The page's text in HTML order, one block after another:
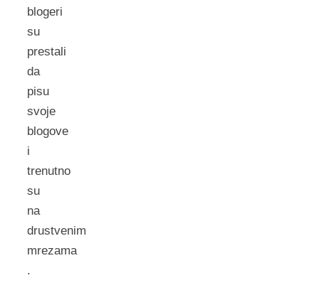
blogeri
su
prestali
da
pisu
svoje
blogove
i
trenutno
su
na
drustvenim
mrezama
.